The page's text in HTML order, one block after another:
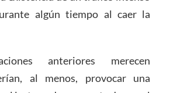
algún tiempo al caer la
anteriores merecen
al menos, provocar una